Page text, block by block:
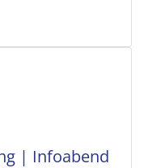
| Infoabend